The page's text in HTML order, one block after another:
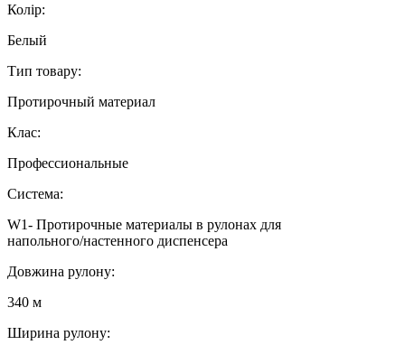
Колір:
Белый
Тип товару:
Протирочный материал
Клас:
Профессиональные
Система:
W1- Протирочные материалы в рулонах для
напольного/настенного диспенсера
Довжина рулону:
340 м
Ширина рулону: